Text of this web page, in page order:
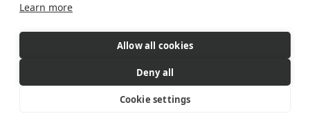
Contacto
eSIM es un producto comercializado
las ventas, la facturación y el servicio al cliente
© 2026 Gigs. All Rights Reserved.
Learn more
Allow all cookies
Deny all
Cookie settings